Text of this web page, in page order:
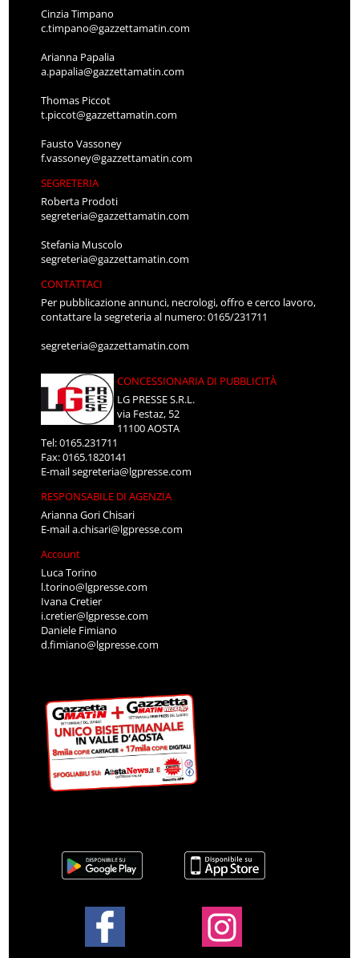
Cinzia Timpano
c.timpano@gazzettamatin.com
Arianna Papalia
a.papalia@gazzettamatin.com
Thomas Piccot
t.piccot@gazzettamatin.com
Fausto Vassoney
f.vassoney@gazzettamatin.com
SEGRETERIA
Roberta Prodoti
segreteria@gazzettamatin.com
Stefania Muscolo
segreteria@gazzettamatin.com
CONTATTACI
Per pubblicazione annunci, necrologi, offro e cerco lavoro,
contattare la segreteria al numero: 0165/231711
segreteria@gazzettamatin.com
CONCESSIONARIA DI PUBBLICITÀ
LG PRESSE S.R.L.
via Festaz, 52
11100 AOSTA
Tel: 0165.231711
Fax: 0165.1820141
E-mailsegreteria@lgpresse.com
RESPONSABILE DI AGENZIA
Arianna Gori Chisari
E-maila.chisari@lgpresse.com
Account
Luca Torino
l.torino@lgpresse.com
Ivana Cretier
i.cretier@lgpresse.com
Daniele Fimiano
d.fimiano@lgpresse.com